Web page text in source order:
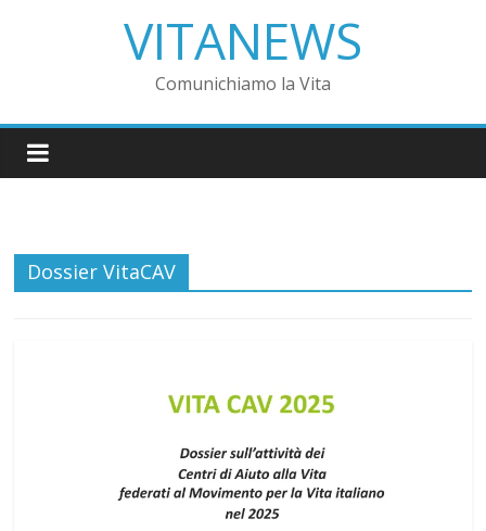
VITANEWS
Comunichiamo la Vita
Dossier VitaCAV